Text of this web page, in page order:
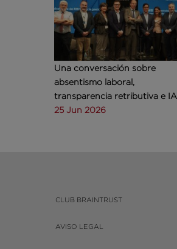
Una conversación sobre
absentismo laboral,
transparencia retributiva e IA
25 Jun 2026
CLUB BRAINTRUST
AVISO LEGAL